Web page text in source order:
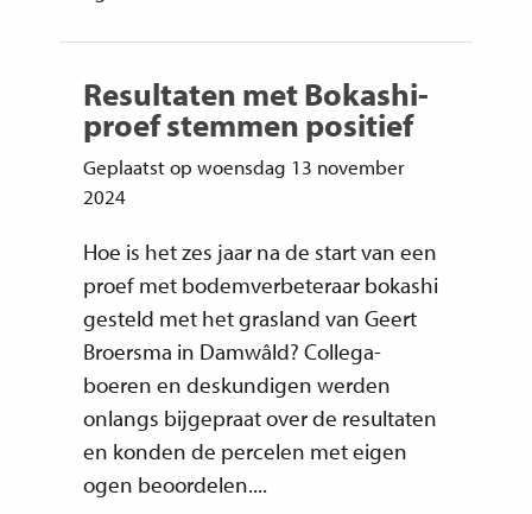
Resultaten met Bokashi-
proef stemmen positief
Geplaatst op woensdag 13 november
2024
Hoe is het zes jaar na de start van een
proef met bodemverbeteraar bokashi
gesteld met het grasland van Geert
Broersma in Damwâld? Collega-
boeren en deskundigen werden
onlangs bijgepraat over de resultaten
en konden de percelen met eigen
ogen beoordelen....